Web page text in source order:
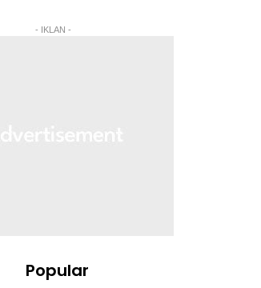
- IKLAN -
Popular